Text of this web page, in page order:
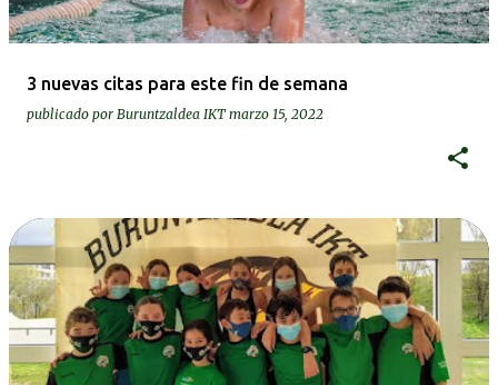
3 nuevas citas para este fin de semana
publicado por Buruntzaldea IKT marzo 15, 2022